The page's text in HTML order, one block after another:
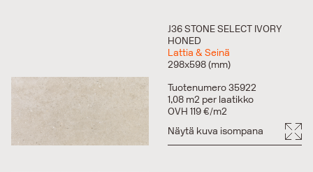
J36 STONE SELECT IVORY
HONED
Lattia & Seinä
298x598 (mm)
Tuotenumero 35922
1,08 m2 per laatikko
OVH 119 €/m2
Näytä kuva isompana